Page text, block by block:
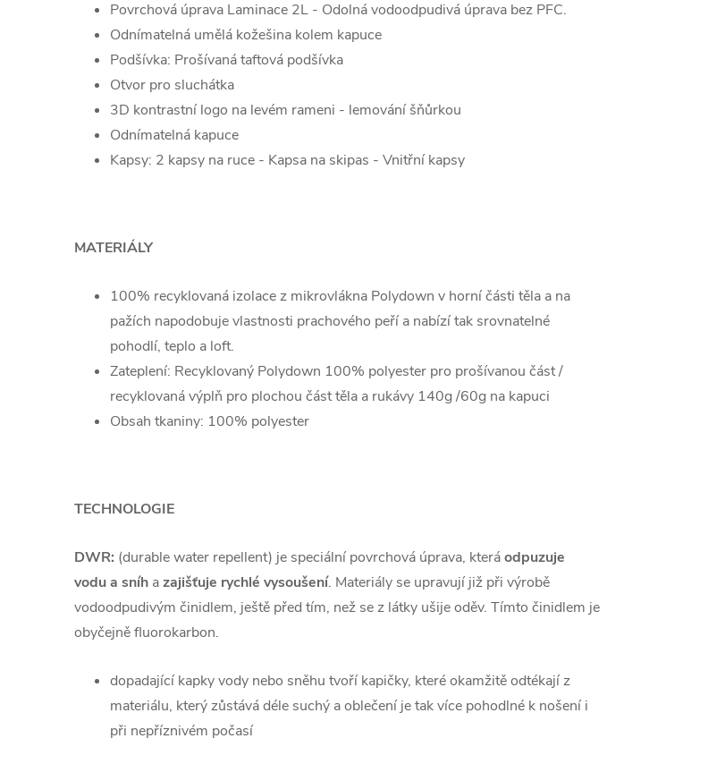
Povrchová úprava Laminace 2L - Odolná vodoodpudivá úprava bez PFC.
Odnímatelná umělá kožešina kolem kapuce
Podšívka: Prošívaná taftová podšívka
Otvor pro sluchátka
3D kontrastní logo na levém rameni - lemování šňůrkou
Odnímatelná kapuce
Kapsy: 2 kapsy na ruce - Kapsa na skipas - Vnitřní kapsy
MATERIÁLY
100% recyklovaná izolace z mikrovlákna Polydown v horní části těla a na
pažích napodobuje vlastnosti prachového peří a nabízí tak srovnatelné
pohodlí, teplo a loft.
Zateplení: Recyklovaný Polydown 100% polyester pro prošívanou část /
recyklovaná výplň pro plochou část těla a rukávy 140g /60g na kapuci
Obsah tkaniny: 100% polyester
TECHNOLOGIE
DWR: (durable water repellent) je speciální povrchová úprava, kteráodpuzuje
vodu a sníh azajišťuje rychlé vysoušení. Materiály se upravují již při výrobě
vodoodpudivým činidlem, ještě před tím, než se z látky ušije oděv. Tímto činidlem je
obyčejně fluorokarbon.
dopadající kapky vody nebo sněhu tvoří kapičky, které okamžitě odtékají z
materiálu, který zůstává déle suchý a oblečení je tak více pohodlné k nošení i
při nepříznivém počasí